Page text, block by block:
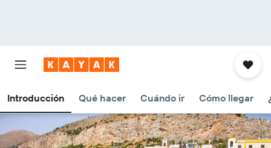
Introducción Qué hacer Cuándo ir Cómo llegar